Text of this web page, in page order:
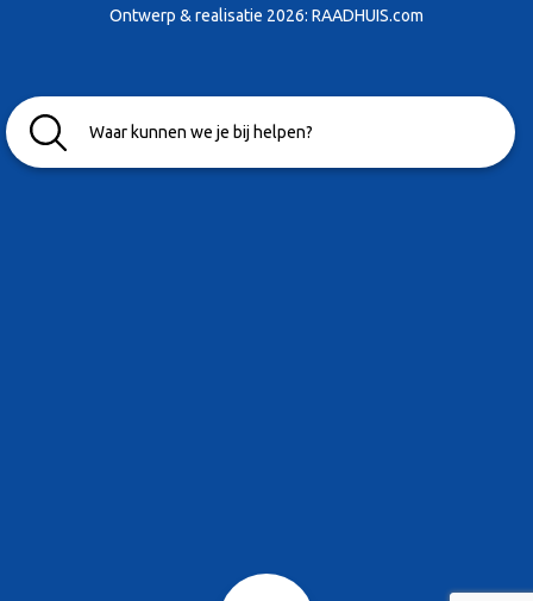
Ontwerp & realisatie 2026: RAADHUIS.com